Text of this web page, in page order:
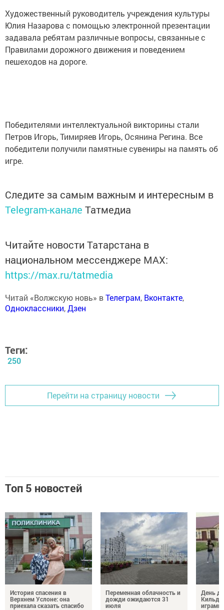
Художественный руководитель учреждения культуры
Юлия Назарова с помощью электронной презентации
задавала ребятам различные вопросы, связанные с
Правилами дорожного движения и поведением
пешеходов на дороге.
Победителями интеллектуальной викторины стали
Петров Игорь, Тимиряев Игорь, Осянина Регина. Все
победители получили памятные сувениры на память об
игре.
Следите за самым важным и интересным в
Telegram-канале Татмедиа
Читайте новости Татарстана в
национальном мессенджере MАХ:
https://max.ru/tatmedia
Читай «Волжскую новь» вТелеграм, Вконтакте,
Одноклассники,Дзен
Теги:
250
Перейти на страницу новости
Топ 5 новостей
История спасения в
Верхнем Услоне: она
приехала сказать спасибо
Переменная облачность и
дожди ожидаются 31
июля
День
играми